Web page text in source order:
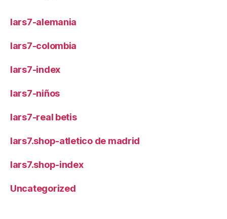
lars7-alemania
lars7-colombia
lars7-index
lars7-niños
lars7-real betis
lars7.shop-atletico de madrid
lars7.shop-index
Uncategorized